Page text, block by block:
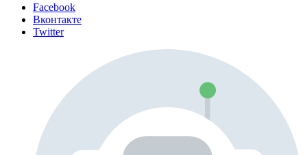
Facebook
Вконтакте
Twitter